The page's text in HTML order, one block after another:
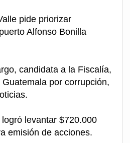
pide priorizar
Alfonso Bonilla
candidata a la Fiscalía,
por corrupción,
levantar $720.000
emisión de acciones.